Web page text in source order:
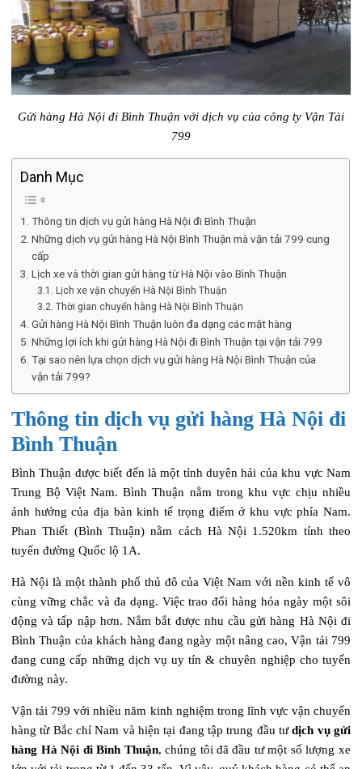
Gửi hàng Hà Nội đi Bình Thuận với dịch vụ của công ty Vận Tải
799
Danh Mục
Thông tin dịch vụ gửi hàng Hà Nội đi Bình Thuận
Những dịch vụ gửi hàng Hà Nội Bình Thuận mà vận tải 799 cung
cấp
Lịch xe và thời gian gửi hàng từ Hà Nội vào Bình Thuận
Lịch xe vận chuyển Hà Nội Bình Thuận
Thời gian chuyển hàng Hà Nội Bình Thuận
Gửi hàng Hà Nội Bình Thuận luôn đa dạng các mặt hàng
Những lợi ích khi gửi hàng Hà Nội đi Bình Thuận tại vận tải 799
Tại sao nên lựa chọn dịch vụ gửi hàng Hà Nội Bình Thuận của
vận tải 799?
Thông tin dịch vụ gửi hàng Hà Nội đi
Bình Thuận
Bình Thuận được biết đến là một tỉnh duyên hải của khu vực Nam
Trung Bộ Việt Nam. Bình Thuận nằm trong khu vực chịu nhiều
ảnh hưởng của địa bàn kinh tế trọng điểm ở khu vực phía Nam.
Phan Thiết (Bình Thuận) nằm cách Hà Nội 1.520km tính theo
tuyến đường Quốc lộ 1A.
Hà Nội là một thành phố thủ đô của Việt Nam với nền kinh tế vô
cùng vững chắc và đa dạng. Việc trao đổi hàng hóa ngày một sôi
động và tấp nập hơn. Nắm bắt được nhu cầu gửi hàng Hà Nội đi
Bình Thuận của khách hàng đang ngày một nâng cao, Vận tải 799
đang cung cấp những dịch vụ uy tín & chuyên nghiệp cho tuyến
đường này.
Vận tải 799 với nhiều năm kinh nghiệm trong lĩnh vực vận chuyển
hàng từ Bắc chí Nam và hiện tại đang tập trung đầu tưdịch vụ gửi
hàng Hà Nội đi Bình Thuận, chúng tôi đã đầu tư một số lượng xe